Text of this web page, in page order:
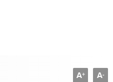
A+ A-